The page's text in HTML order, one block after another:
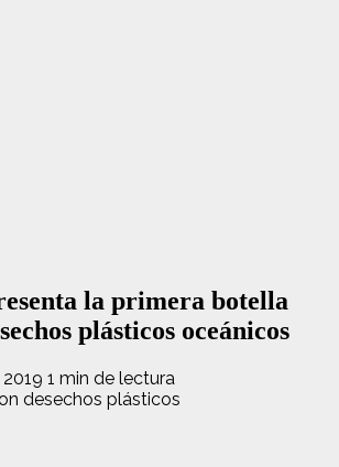
la primera botella
plásticos oceánicos
1 min de lectura